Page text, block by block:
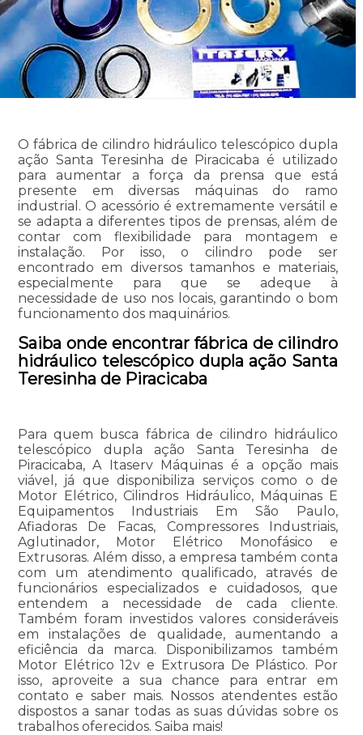
O fábrica de cilindro hidráulico telescópico dupla
ação Santa Teresinha de Piracicaba é utilizado
para aumentar a força da prensa que está
presente em diversas máquinas do ramo
industrial. O acessório é extremamente versátil e
se adapta a diferentes tipos de prensas, além de
contar com flexibilidade para montagem e
instalação. Por isso, o cilindro pode ser
encontrado em diversos tamanhos e materiais,
especialmente para que se adeque à
necessidade de uso nos locais, garantindo o bom
funcionamento dos maquinários.
Saiba onde encontrar fábrica de cilindro
hidráulico telescópico dupla ação Santa
Teresinha de Piracicaba
Para quem busca fábrica de cilindro hidráulico
telescópico dupla ação Santa Teresinha de
Piracicaba, A Itaserv Máquinas é a opção mais
viável, já que disponibiliza serviços como o de
Motor Elétrico, Cilindros Hidráulico, Máquinas E
Equipamentos Industriais Em São Paulo,
Afiadoras De Facas, Compressores Industriais,
Aglutinador, Motor Elétrico Monofásico e
Extrusoras. Além disso, a empresa também conta
com um atendimento qualificado, através de
funcionários especializados e cuidadosos, que
entendem a necessidade de cada cliente.
Também foram investidos valores consideráveis
em instalações de qualidade, aumentando a
eficiência da marca. Disponibilizamos também
Motor Elétrico 12v e Extrusora De Plástico. Por
isso, aproveite a sua chance para entrar em
contato e saber mais. Nossos atendentes estão
dispostos a sanar todas as suas dúvidas sobre os
trabalhos oferecidos. Saiba mais!